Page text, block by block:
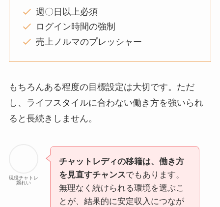
週〇日以上必須
ログイン時間の強制
売上ノルマのプレッシャー
もちろんある程度の目標設定は大切です。ただ
し、ライフスタイルに合わない働き方を強いられ
ると長続きしません。
現役チャトレ
嬢れい
チャットレディの移籍は、働き方
を見直すチャンスでもあります。
無理なく続けられる環境を選ぶこ
とが、結果的に安定収入につなが